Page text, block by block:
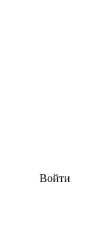
Войти